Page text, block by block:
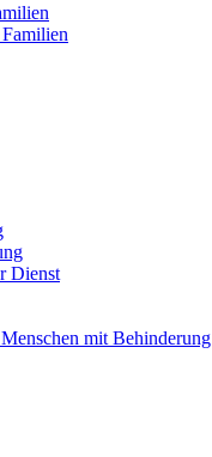
Dienst
mit Behinderung